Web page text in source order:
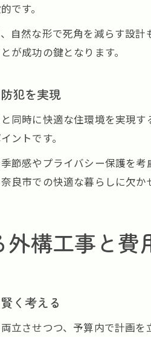
外構
外構
です。
自然な形で死角を減らす設
が成功の鍵となります。
犯を実現
同時に快適な住環境を実現
ントです。
節感やプライバシー保護を
良市での快適な暮らしに欠か
構工事と費
く考える
立させつつ、予算内で計画